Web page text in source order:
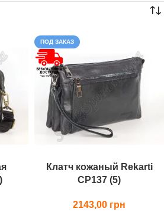
ПОД ЗАКАЗ
Клатч кожаный Rekarti
СР137 (5)
2143,00